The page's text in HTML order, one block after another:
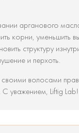
арганового
корни, уменьшить
структуру
и перхоть.
своими волосами
С уважением, Liftig Lab!